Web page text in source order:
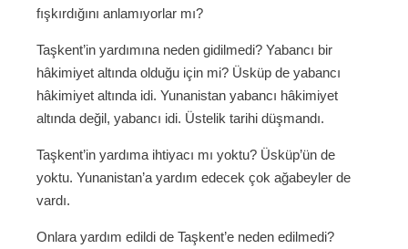
fışkırdığını anlamıyorlar mı?
Taşkent’in yardımına neden gidilmedi? Yabancı bir
hâkimiyet altında olduğu için mi? Üsküp de yabancı
hâkimiyet altında idi. Yunanistan yabancı hâkimiyet
altında değil, yabancı idi. Üstelik tarihi düşmandı.
Taşkent’in yardıma ihtiyacı mı yoktu? Üsküp’ün de
yoktu. Yunanistan’a yardım edecek çok ağabeyler de
vardı.
Onlara yardım edildi de Taşkent’e neden edilmedi?